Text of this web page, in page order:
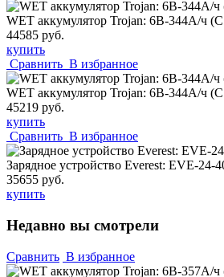
WET аккумулятор Trojan: 6В-344А/ч
44585 руб.
купить
Сравнить В избранное
WET аккумулятор Trojan: 6В-344А/ч
45219 руб.
купить
Сравнить В избранное
Зарядное устройство Everest: EVE-24-
35655 руб.
купить
Недавно вы смотрели
Сравнить В избранное